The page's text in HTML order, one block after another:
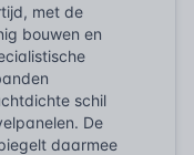
met de
bouwen en
schil
De
daarmee